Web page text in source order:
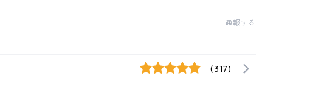
通報する
(317)